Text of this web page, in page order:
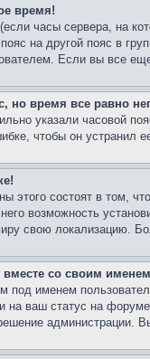
время!
часы сервера, на
на другой пояс в
Если вы все
но время все равно
указали часовой
чтобы он устранил
этого состоят в том,
возможность
свою локализацию.
вместе со своим
под именем
ваш статус на
администрации.